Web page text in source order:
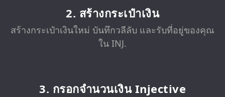
2. สร้างกระเป๋าเงิน
สร้างกระเป๋าเงินใหม่ บันทึกวลีลับ และรับที่อยู่ของคุณ
ใน INJ.
3. กรอกจำนวนเงิน Injective